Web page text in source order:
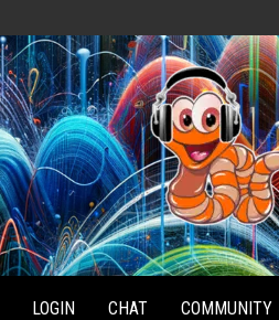
Radio
Waterlu
LOGIN CHAT COMMUNITY